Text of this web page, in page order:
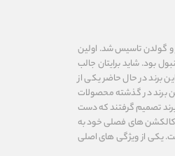
های ییلماز و گولدن تاسیس شد. اولین
بود. شاید برایتان جالب
داشت، شروع شد. این برند در حال حاضر یکی از
برند در گذشته محصولات
برند تصمیم گرفتند که دست
کالکشن های فصلی خود به
و ۳۴ کشور دیگر تبدیل شده‌ است. یکی از ویژگی های اصلی